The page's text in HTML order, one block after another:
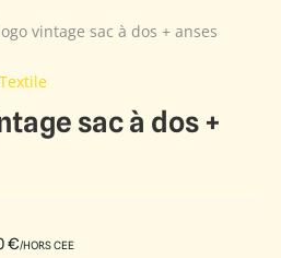
vintage sac à dos + anses
Textile
sac à dos +
€/HORS CEE